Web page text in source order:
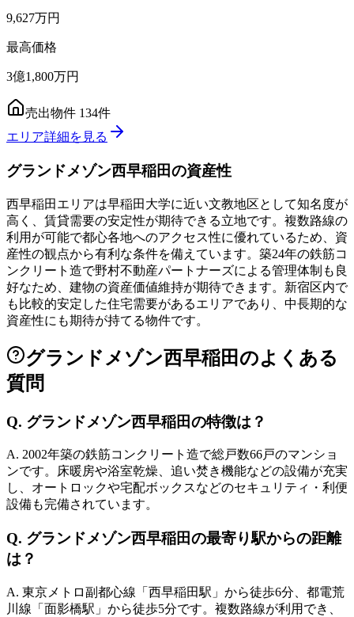
9,627万円
最高価格
3億1,800万円
売出物件 134件
エリア詳細を見る
グランドメゾン西早稲田の資産性
西早稲田エリアは早稲田大学に近い文教地区として知名度が
高く、賃貸需要の安定性が期待できる立地です。複数路線の
利用が可能で都心各地へのアクセス性に優れているため、資
産性の観点から有利な条件を備えています。築24年の鉄筋コ
ンクリート造で野村不動産パートナーズによる管理体制も良
好なため、建物の資産価値維持が期待できます。新宿区内で
も比較的安定した住宅需要があるエリアであり、中長期的な
資産性にも期待が持てる物件です。
グランドメゾン西早稲田 のよくある
質問
Q. グランドメゾン西早稲田の特徴は？
A. 2002年築の鉄筋コンクリート造で総戸数66戸のマンショ
ンです。床暖房や浴室乾燥、追い焚き機能などの設備が充実
し、オートロックや宅配ボックスなどのセキュリティ・利便
設備も完備されています。
Q. グランドメゾン西早稲田の最寄り駅からの距離
は？
A. 東京メトロ副都心線「西早稲田駅」から徒歩6分、都電荒
川線「面影橋駅」から徒歩5分です。複数路線が利用でき、